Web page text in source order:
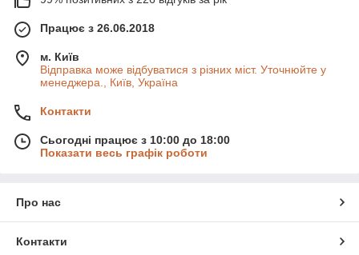
Працює з 26.06.2018
м. Київ
Відправка може відбуватися з різних міст. Уточнюйте у
менеджера., Київ, Україна
Контакти
Сьогодні працює з 10:00 до 18:00
Показати весь графік роботи
Про нас
Контакти